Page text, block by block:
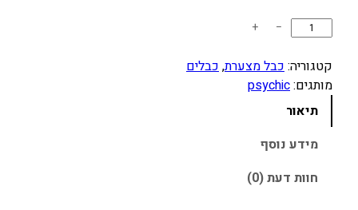
ו
ת
ל
−
+
קטגוריה:כבל מצערת, כבלים
מותגים:psychic
תיאור
מידע נוסף
חוות דעת (0)